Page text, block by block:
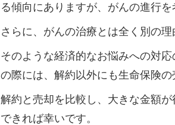
る傾向にありますが、がんの進行
さらに、がんの治療とは全く別の
そのような経済的なお悩みへの対
の際には、解約以外にも生命保険
解約と売却を比較し、大きな金額
できれば幸いです。